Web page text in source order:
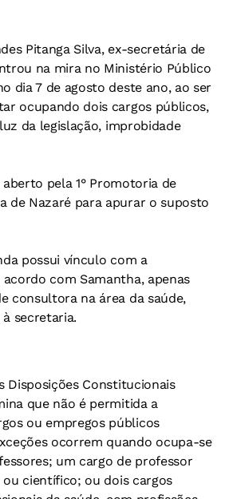
Pitanga Silva, ex-secretária de
na mira no Ministério Público
dia 7 de agosto deste ano, ao ser
ocupando dois cargos públicos,
da legislação, improbidade
pela 1° Promotoria de
de Nazaré para apurar o suposto
possui vínculo com a
com Samantha, apenas
consultora na área da saúde,
secretaria.
Disposições Constitucionais
que não é permitida a
ou empregos públicos
ocorrem quando ocupa-se
um cargo de professor
científico; ou dois cargos